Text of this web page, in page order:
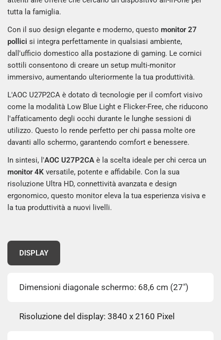
tutta la famiglia.
Con il suo design elegante e moderno, questomonitor 27
pollici si integra perfettamente in qualsiasi ambiente,
dall'ufficio domestico alla postazione di gaming. Le cornici
sottili consentono di creare un setup multi-monitor
immersivo, aumentando ulteriormente la tua produttività.
L'AOC U27P2CA è dotato di tecnologie per il comfort visivo
come la modalità Low Blue Light e Flicker-Free, che riducono
l'affaticamento degli occhi durante le lunghe sessioni di
utilizzo. Questo lo rende perfetto per chi passa molte ore
davanti allo schermo, garantendo comfort e benessere.
In sintesi, l'AOC U27P2CA è la scelta ideale per chi cerca un
monitor 4K versatile, potente e affidabile. Con la sua
risoluzione Ultra HD, connettività avanzata e design
ergonomico, questo monitor eleva la tua esperienza visiva e
la tua produttività a nuovi livelli.
DISPLAY
Dimensioni diagonale schermo: 68,6 cm (27")
Risoluzione del display: 3840 x 2160 Pixel